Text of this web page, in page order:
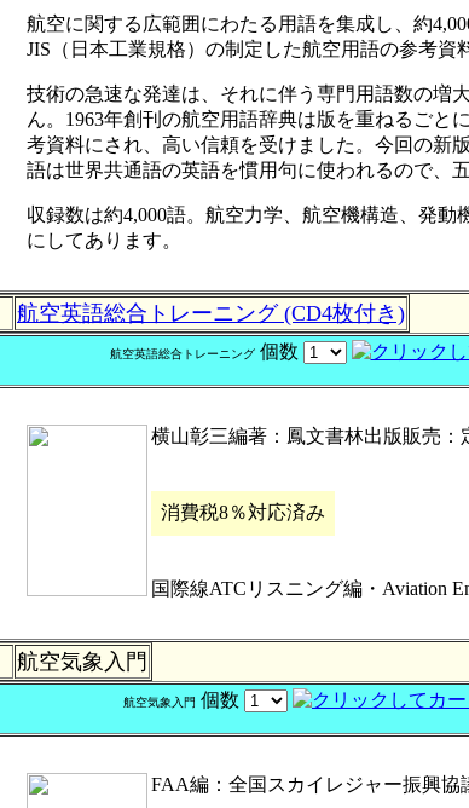
航空に関する広範囲にわたる用語を集成し、約
JIS（日本工業規格）の制定した航空用語の参考資
技術の急速な発達は、それに伴う専門用語数の増
ん。1963年創刊の航空用語辞典は版を重ねるごと
考資料にされ、高い信頼を受けました。今回の新
語は世界共通語の英語を慣用句に使われるので、
収録数は約4,000語。航空力学、航空機構造、発
にしてあります。
航空英語総合トレーニング (CD4枚付き)
航空英語総合トレーニング 個数
横山彰三編著：鳳文書林出版販売：
消費税8％対応済み
国際線ATCリスニング編・Aviation
航空気象入門
航空気象入門 個数
FAA編：全国スカイレジャー振興協